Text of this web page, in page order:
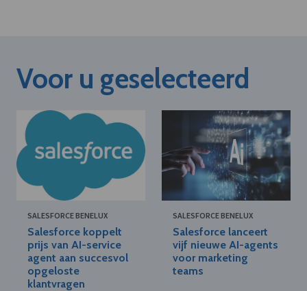
Voor u geselecteerd
SALESFORCE BENELUX
Salesforce koppelt
prijs van AI-service
agent aan succesvol
opgeloste
klantvragen
SALESFORCE BENELUX
Salesforce lanceert
vijf nieuwe AI-agents
voor marketing
teams